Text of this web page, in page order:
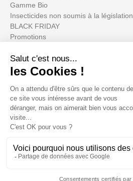
Gamme Bio
Insecticides non soumis à la législation
BLACK FRIDAY
Promotions
Votre compte
Informations